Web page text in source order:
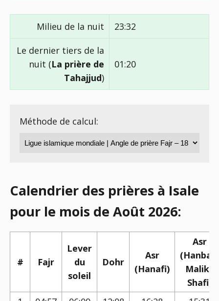
Milieu de la nuit 23:32
Le dernier tiers de la
nuit (La prière de
Tahajjud)
01:20
Méthode de calcul:
Calendrier des prières à Isale
pour le mois de Août 2026:
# Fajr
Lever
du
soleil
Dohr
Asr
(Hanafi)
Asr
(Hanbali,
Maliki,
Shafi)